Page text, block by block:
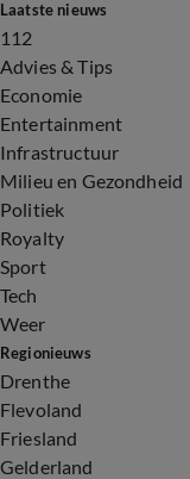
Laatste nieuws
112
Advies & Tips
Economie
Entertainment
Infrastructuur
Milieu en Gezondheid
Politiek
Royalty
Sport
Tech
Weer
Regionieuws
Drenthe
Flevoland
Friesland
Gelderland